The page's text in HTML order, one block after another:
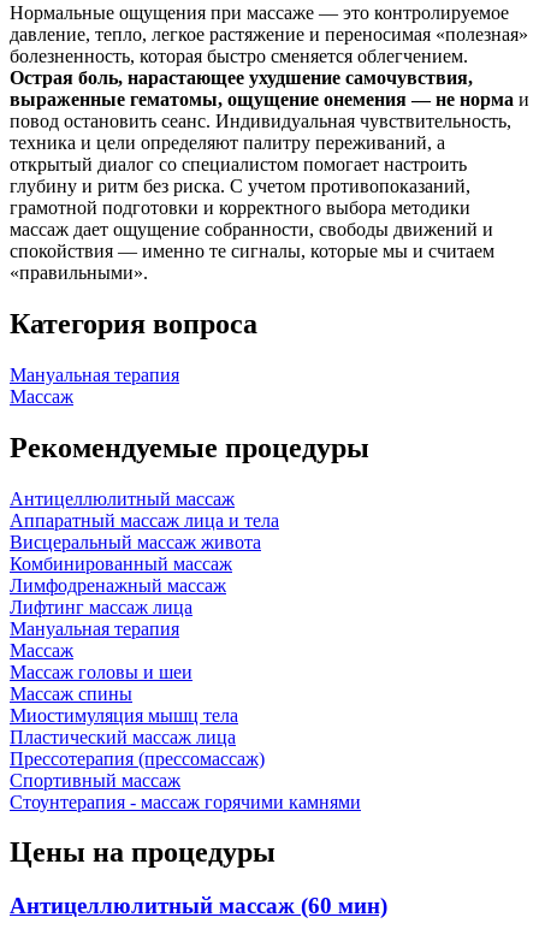
Нормальные ощущения при массаже — это контролируемое
давление, тепло, легкое растяжение и переносимая «полезная»
болезненность, которая быстро сменяется облегчением.
Острая боль, нарастающее ухудшение самочувствия,
выраженные гематомы, ощущение онемения — не норма и
повод остановить сеанс. Индивидуальная чувствительность,
техника и цели определяют палитру переживаний, а
открытый диалог со специалистом помогает настроить
глубину и ритм без риска. С учетом противопоказаний,
грамотной подготовки и корректного выбора методики
массаж дает ощущение собранности, свободы движений и
спокойствия — именно те сигналы, которые мы и считаем
«правильными».
Категория вопроса
Мануальная терапия
Массаж
Рекомендуемые процедуры
Антицеллюлитный массаж
Аппаратный массаж лица и тела
Висцеральный массаж живота
Комбинированный массаж
Лимфодренажный массаж
Лифтинг массаж лица
Мануальная терапия
Массаж
Массаж головы и шеи
Массаж спины
Миостимуляция мышц тела
Пластический массаж лица
Прессотерапия (прессомассаж)
Спортивный массаж
Стоунтерапия - массаж горячими камнями
Цены на процедуры
Антицеллюлитный массаж (60 мин)